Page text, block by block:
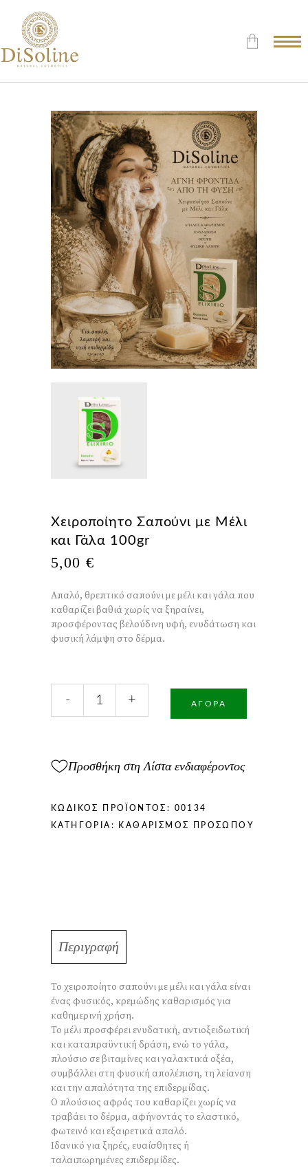
Καλάθι.
Χειροποίητο Σαπούνι με Μέλι
και Γάλα 100gr
5,00 €
Απαλό, θρεπτικό σαπούνι με μέλι και γάλα που
καθαρίζει βαθιά χωρίς να ξηραίνει,
προσφέροντας βελούδινη υφή, ενυδάτωση και
φυσική λάμψη στο δέρμα.
Σαπούνι
με
Γάλα
100gr
- + ΑΓΟΡΆ
Προσθήκη στη Λίστα ενδιαφέροντος
ΚΩΔΙΚΌΣ ΠΡΟΪΌΝΤΟΣ: 00134
ΚΑΤΗΓΟΡΊΑ: ΚΑΘΑΡΙΣΜΌΣ ΠΡΟΣΏΠΟΥ
Περιγραφή
Το χειροποίητο σαπούνι με μέλι και γάλα είναι
ένας φυσικός, κρεμώδης καθαρισμός για
καθημερινή χρήση.
Το μέλι προσφέρει ενυδατική, αντιοξειδωτική
και καταπραϋντική δράση, ενώ το γάλα,
πλούσιο σε βιταμίνες και γαλακτικά οξέα,
συμβάλλει στη φυσική απολέπιση, τη λείανση
και την απαλότητα της επιδερμίδας.
Ο πλούσιος αφρός του καθαρίζει χωρίς να
τραβάει το δέρμα, αφήνοντάς το ελαστικό,
φωτεινό και εξαιρετικά απαλό.
Ιδανικό για ξηρές, ευαίσθητες ή
ταλαιπωρημένες επιδερμίδες.